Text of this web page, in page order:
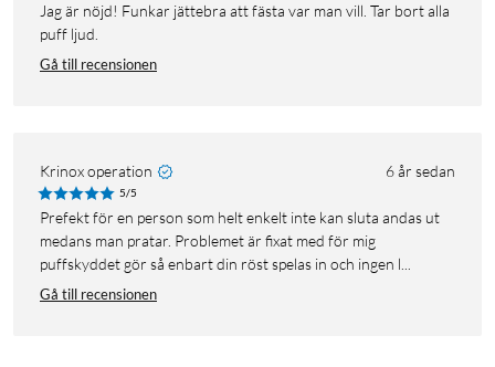
Jag är nöjd! Funkar jättebra att fästa var man vill. Tar bort alla
puff ljud.
Gå till recensionen
Krinox operation 6 år sedan
5/5
Prefekt för en person som helt enkelt inte kan sluta andas ut
medans man pratar. Problemet är fixat med för mig
puffskyddet gör så enbart din röst spelas in och ingen l...
Gå till recensionen